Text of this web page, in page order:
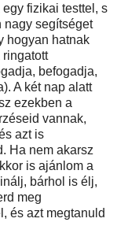
fizikai testtel, s
nagy segítséget
hogyan hatnak
ringatott
befogadja,
A két nap alatt
ezekben a
vannak,
azt is
Ha nem akarsz
is ajánlom a
bárhol is élj,
meg
és azt megtanuld